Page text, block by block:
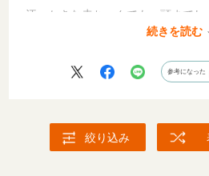
汗っかきな赤ちゃんでも、頭までし
暑い時期のおでかけも快適に過ごせ
く、汗をかきやすい暑い日でも比較
ファンの音は3段階目だと室内では
続きを読む
参考になった
絞り込み